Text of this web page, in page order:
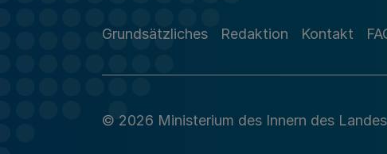
Grundsätzliches Redaktion Kontakt
© 2026 Ministerium des Innern des